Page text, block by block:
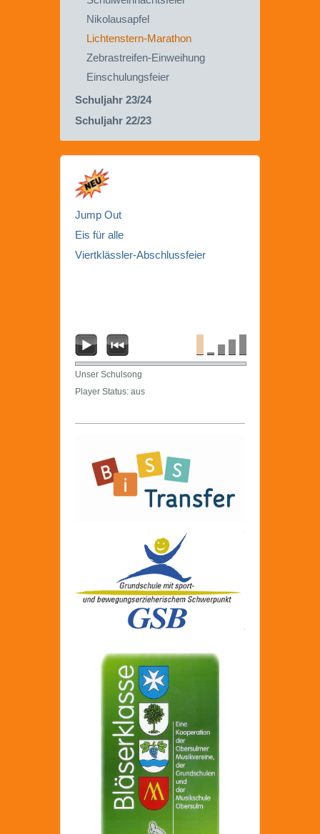
Nikolausapfel
Lichtenstern-Marathon
Zebrastreifen-Einweihung
Einschulungsfeier
Schuljahr 23/24
Schuljahr 22/23
Jump Out
Eis für alle
Viertklässler-Abschlussfeier
Unser Schulsong
Player Status: aus